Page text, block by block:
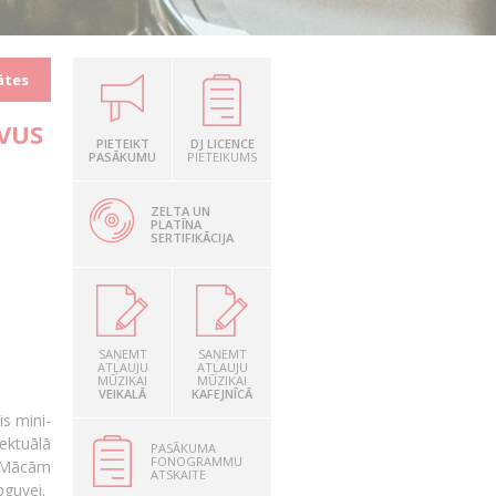
mini-
PIETEIKT
PASĀKUMU
DJ LICENCE
PIETEIKUMS
ZELTA UN
PLATĪNA
SERTIFIKĀCIJA
SAŅEMT
ATĻAUJU
MŪZIKAI
VEIKALĀ
SAŅEMT
ATĻAUJU
MŪZIKAI
KAFEJNĪCĀ
PASĀKUMA
FONOGRAMMU
ATSKAITE